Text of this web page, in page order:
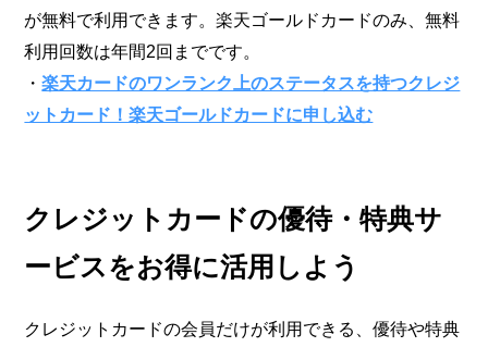
が無料で利用できます。楽天ゴールドカードのみ、無料
利用回数は年間2回までです。
・楽天カードのワンランク上のステータスを持つクレジ
ットカード！楽天ゴールドカードに申し込む
クレジットカードの優待・特典サ
ービスをお得に活用しよう
クレジットカードの会員だけが利用できる、優待や特典